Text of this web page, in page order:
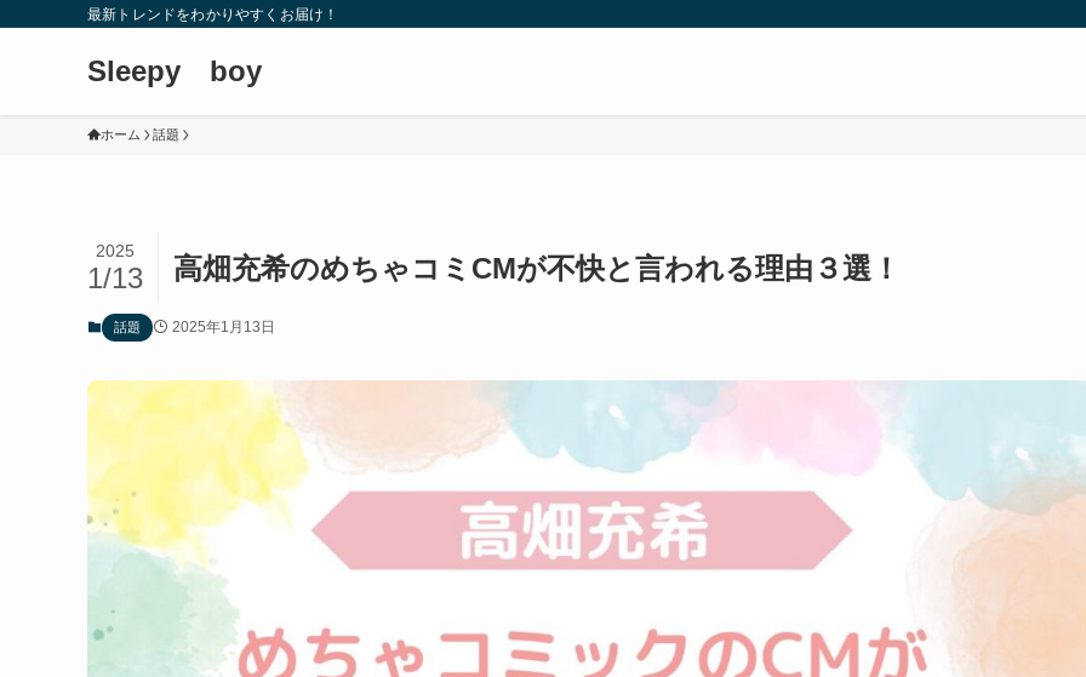
最新トレンドをわかりやすくお届け！
Sleepy boy
ホーム 話題
高畑充希のめちゃコミCMが不快と言われる理由３選！
2025
1/13
話題 2025年1月13日